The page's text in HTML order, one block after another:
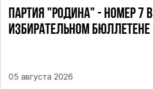
ПАРТИЯ "РОДИНА" - НОМЕР 7 В
ИЗБИРАТЕЛЬНОМ БЮЛЛЕТЕНЕ
05 августа 2026